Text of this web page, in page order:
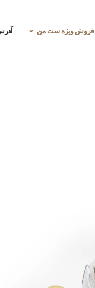
فروش ویژه ست من